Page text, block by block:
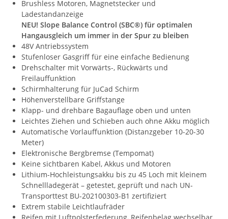
Brushless Motoren, Magnetstecker und
Ladestandanzeige
NEU! Slope Balance Control (SBC®) für optimalen
Hangausgleich um immer in der Spur zu bleiben
48V Antriebssystem
Stufenloser Gasgriff für eine einfache Bedienung
Drehschalter mit Vorwärts-, Rückwärts und
Freilauffunktion
Schirmhalterung für JuCad Schirm
Höhenverstellbare Griffstange
Klapp- und drehbare Bagauflage oben und unten
Leichtes Ziehen und Schieben auch ohne Akku möglich
Automatische Vorlauffunktion (Distanzgeber 10-20-30
Meter)
Elektronische Bergbremse (Tempomat)
Keine sichtbaren Kabel, Akkus und Motoren
Lithium-Hochleistungsakku bis zu 45 Loch mit kleinem
Schnellladegerät – getestet, geprüft und nach UN-
Transporttest BU-202100303-B1 zertifiziert
Extrem stabile Leichtlaufräder